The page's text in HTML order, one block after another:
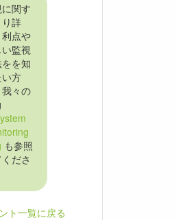
関す
り詳
点や
監視
を知
い方
々の
も参照
ださ
ト一覧に戻る